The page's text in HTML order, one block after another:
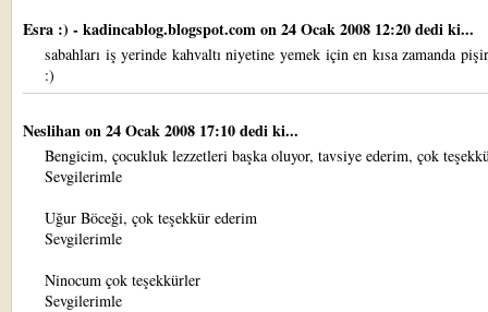
Esra :) - kadincablog.blogspot.comon 24 Ocak 2008 12:20 dedi ki...
sabahları iş yerinde kahvaltı niyetine yemek için en kısa zamanda
:)
Neslihanon 24 Ocak 2008 17:10 dedi ki...
Bengicim, çocukluk lezzetleri başka oluyor, tavsiye ederim, çok
Sevgilerimle
Uğur Böceği, çok teşekkür ederim
Sevgilerimle
Ninocum çok teşekkürler
Sevgilerimle